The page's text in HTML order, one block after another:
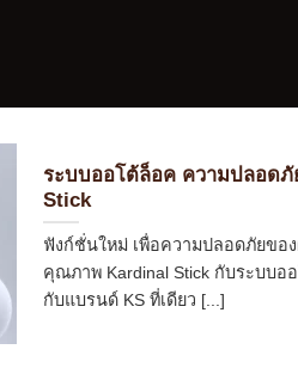
ระบบออโต้ล็อค ความปลอดภั
Stick
ฟังก์ชั่นใหม่ เพื่อความปลอดภัยขอ
คุณภาพ Kardinal Stick กับระบบอ
กับแบรนด์ KS ที่เดียว [...]